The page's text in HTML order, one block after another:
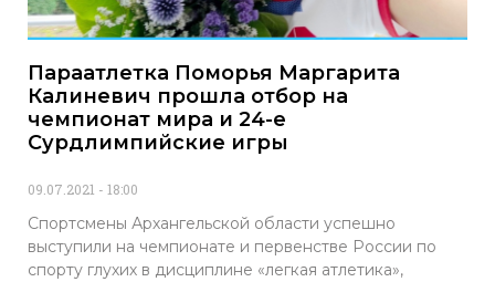
Параатлетка Поморья Маргарита
Калиневич прошла отбор на
чемпионат мира и 24-е
Сурдлимпийские игры
09.07.2021 18:00
Спортсмены Архангельской области успешно
выступили на чемпионате и первенстве России по
спорту глухих в дисциплине «легкая атлетика»,